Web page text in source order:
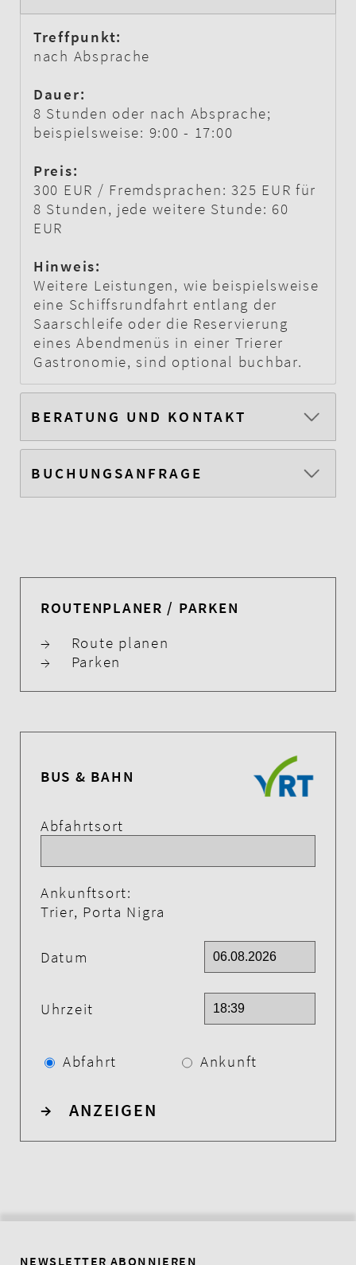
ROUTENPLANER / PARKEN
→
Route planen
→
Parken
BUS & BAHN
Abfahrtsort
Ankunftsort:
Trier, Porta Nigra
Datum
Uhrzeit
Abfahrt Ankunft
→ ANZEIGEN
Treffpunkt:
nach Absprache
Dauer:
8 Stunden oder nach Absprache;
beispielsweise: 9:00 - 17:00
Preis:
300 EUR / Fremdsprachen: 325 EUR für
8 Stunden, jede weitere Stunde: 60
EUR
Hinweis:
Weitere Leistungen, wie beispielsweise
eine Schiffsrundfahrt entlang der
Saarschleife oder die Reservierung
eines Abendmenüs in einer Trierer
Gastronomie, sind optional buchbar.
BERATUNG UND KONTAKT
BUCHUNGSANFRAGE
NEWSLETTER ABONNIEREN